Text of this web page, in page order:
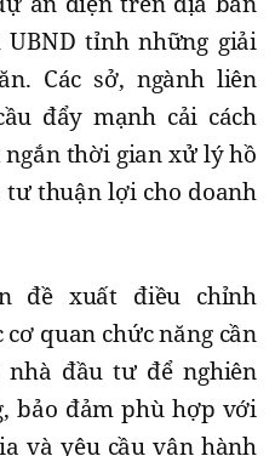
tỉnh những giải
Các sở, ngành liên
đẩy mạnh cải cách
thời gian xử lý hồ
thuận lợi cho doanh
đề xuất điều chỉnh
quan chức năng cần
đầu tư để nghiên
bảo đảm phù hợp với
và yêu cầu vận hành